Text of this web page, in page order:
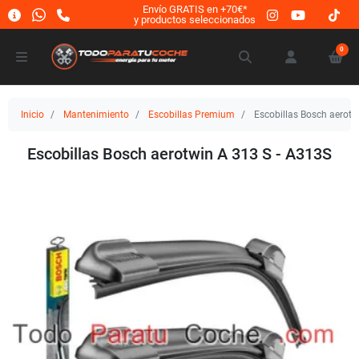
Envío GRATIS en +70€*
y productos seleccionados
0
Inicio Mantenimiento Escobillas Premium Escobillas Bosch
Escobillas Bosch aerotwin A 313 S - A313S